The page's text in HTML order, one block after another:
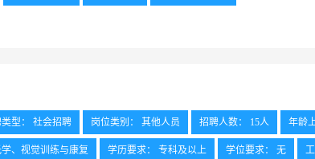
（或已通过护士资格考试），全日制本科或有相关工作经验者优先，年
型： 社会招聘 岗位类别： 其他人员 招聘人数： 15人 年龄
、视觉训练与康复 学历要求： 专科及以上 学位要求： 无